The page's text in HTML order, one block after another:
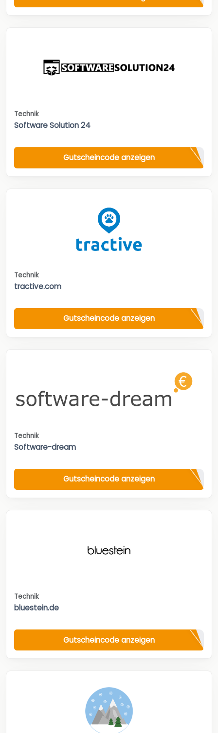
Technik
Software Solution 24
Gutscheincode anzeigen
Technik
tractive.com
Gutscheincode anzeigen
Technik
Software-dream
Gutscheincode anzeigen
Technik
bluestein.de
Gutscheincode anzeigen